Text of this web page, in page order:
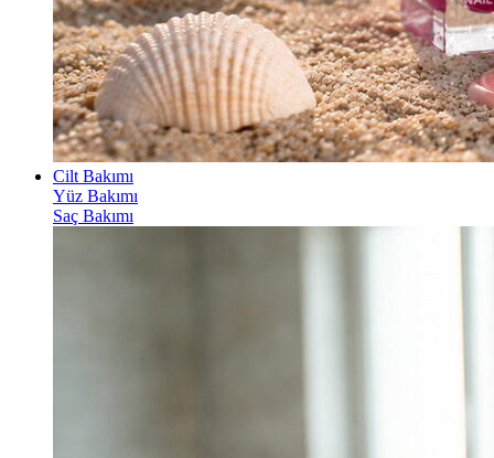
Cilt Bakımı
Yüz Bakımı
Saç Bakımı